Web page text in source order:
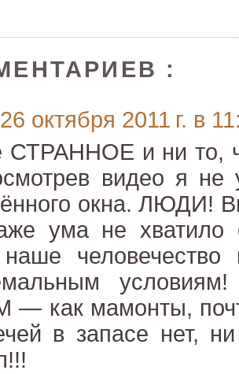
:
26 октября 2011 г. в
СТРАННОЕ и ни то,
видео я
окна. ЛЮДИ!
ума не хватило
человечество
— как мамонты,
в запасе нет,